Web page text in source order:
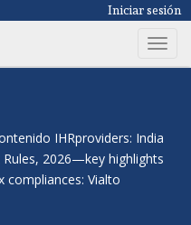
Iniciar sesión
T
o
IHRproviders: India
2026—key highlights
Vialto